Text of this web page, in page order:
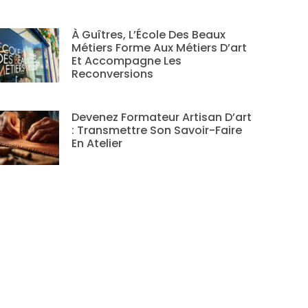
À Guîtres, L’École Des Beaux
Métiers Forme Aux Métiers D’art
Et Accompagne Les
Reconversions
Devenez Formateur Artisan D’art
: Transmettre Son Savoir-Faire
En Atelier